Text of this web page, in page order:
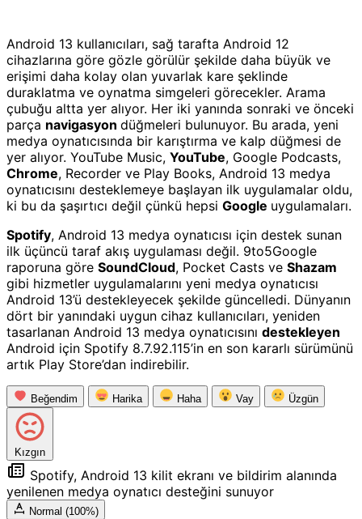
Android 13 kullanıcıları, sağ tarafta Android 12
cihazlarına göre gözle görülür şekilde daha büyük ve
erişimi daha kolay olan yuvarlak kare şeklinde
duraklatma ve oynatma simgeleri görecekler. Arama
çubuğu altta yer alıyor. Her iki yanında sonraki ve önceki
parça navigasyon düğmeleri bulunuyor. Bu arada, yeni
medya oynatıcısında bir karıştırma ve kalp düğmesi de
yer alıyor. YouTube Music, YouTube, Google Podcasts,
Chrome, Recorder ve Play Books, Android 13 medya
oynatıcısını desteklemeye başlayan ilk uygulamalar oldu,
ki bu da şaşırtıcı değil çünkü hepsi Google uygulamaları.
Spotify, Android 13 medya oynatıcısı için destek sunan
ilk üçüncü taraf akış uygulaması değil. 9to5Google
raporuna göre SoundCloud, Pocket Casts ve Shazam
gibi hizmetler uygulamalarını yeni medya oynatıcısı
Android 13’ü destekleyecek şekilde güncelledi. Dünyanın
dört bir yanındaki uygun cihaz kullanıcıları, yeniden
tasarlanan Android 13 medya oynatıcısını destekleyen
Android için Spotify 8.7.92.115’in en son kararlı sürümünü
artık Play Store’dan indirebilir.
Beğendim Harika Haha Vay Üzgün
Kızgın
Spotify, Android 13 kilit ekranı ve bildirim alanında
yenilenen medya oynatıcı desteğini sunuyor
Normal (100%)